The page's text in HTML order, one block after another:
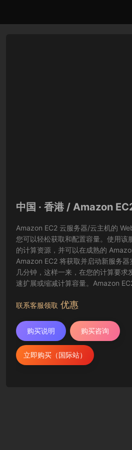
中国 · 香港 / Amazon
Amazon EC2 云服务器/云主机的
您可以轻松获取和配置容量。使用该
的计算资源，并可以在成熟的
Amazon EC2 将获取并启动新服务
几分钟，这样一来，在您的计算要求
速扩展或缩减计算容量。Amazon
费，改变了计算的成本结算方式。
开发人员提供了创建故障恢复应用程
联系客服领取 优惠
购买说明 购买咨询
立即购买（国际站）